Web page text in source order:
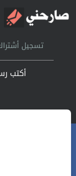
الرئيسيةتسجيل
أكتب